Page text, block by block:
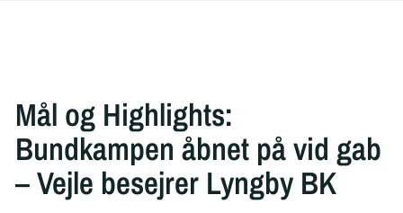
Mål og Highlights:
Bundkampen åbnet på vid gab
– Vejle besejrer Lyngby BK